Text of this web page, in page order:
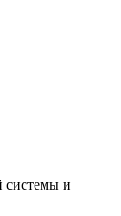
системы и